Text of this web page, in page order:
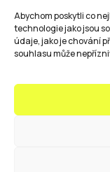
Abychom poskytli co
technologie jako jsou
údaje, jako je chování
souhlasu může
IČO 1:
Kontakty